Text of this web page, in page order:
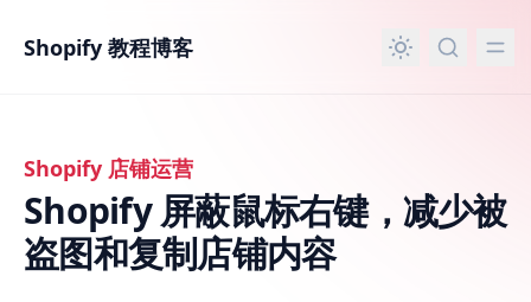
Shopify 教程博客
Shopify 店铺运营
Shopify 屏蔽鼠标右键，减少被
盗图和复制店铺内容